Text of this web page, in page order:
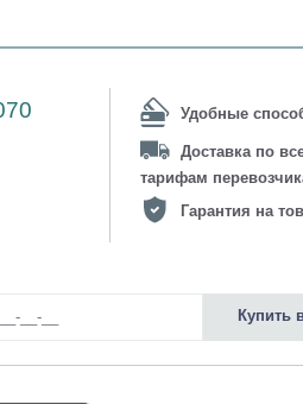
Удобные
Доставка по
тарифам
Гарантия на
Купить